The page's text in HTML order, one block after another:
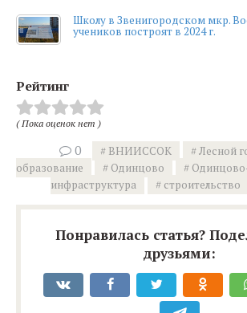
Школу в Звенигородском мкр.
учеников построят в 2024 г.
Рейтинг
( Пока оценок нет )
0 ВНИИССОК
Лесной
образование
Одинцово
инфраструктура
строительство
Понравилась статья?
друзьями: